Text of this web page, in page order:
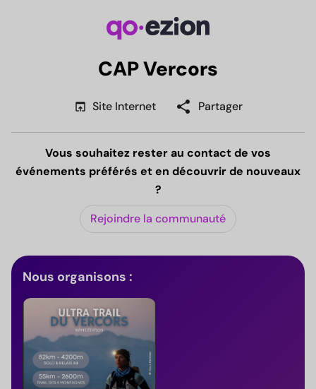
CAP Vercors
open_in_browser Site Internet share Partager
Vous souhaitez rester au contact de vos
événements préférés et en découvrir de nouveaux
?
Rejoindre la communauté
Nous organisons :